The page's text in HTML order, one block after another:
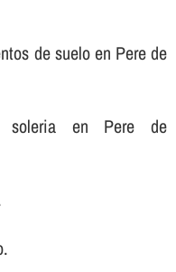
de suelo en Pere de
soleria en Pere de